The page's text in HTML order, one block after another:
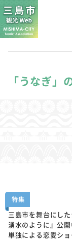
「うなぎ」
特集
三島市を舞台にし
湧水のように』公
単独による恋愛ショ